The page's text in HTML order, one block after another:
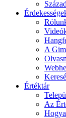
A
Értéktár
Az